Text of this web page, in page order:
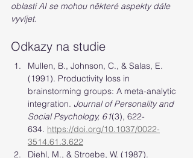
oblasti AI se mohou některé aspekty dále
vyvíjet.
Odkazy na studie
Mullen, B., Johnson, C., & Salas, E.
(1991). Productivity loss in
brainstorming groups: A meta-analytic
integration. Journal of Personality and
Social Psychology, 61(3), 622-
634. https://doi.org/10.1037/0022-
3514.61.3.622
Diehl, M., & Stroebe, W. (1987).